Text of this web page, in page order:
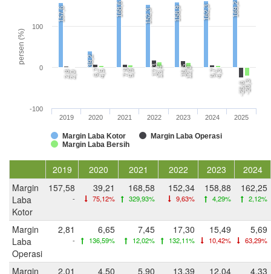
persen (%)
157,6
39,2
168,6 152,3 158,9 162,3 169,2
2,8 6,7 7,5 17,3 15,5 5,7
-25,6
2,0 4,5 5,9 13,4 12,0 4,3
-20,3
Margin Laba Kotor
Margin Laba Operasi
Margin Laba Bersih
2019 2020 2021 2022 2023 2024 2025
-100
0
100
2019 2020 2021 2022 2023
2024
Margin
Laba
Kotor
157,58
-
39,21
75,12%
168,58
329,93%
152,34
9,63%
158,88
4,29%
162,25
2,12%
Margin
Laba
Operasi
2,81
-
6,65
136,59%
7,45
12,02%
17,30
132,11%
15,49
10,42%
5,69
63,29%
Margin
2,01 4,50 5,90 13,39 12,04 4,33